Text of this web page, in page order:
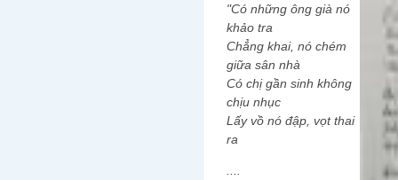
"Có những ông già nó
khảo tra
Chẳng khai, nó chém
giữa sân nhà
Có chị gần sinh không
chịu nhục
Lấy vồ nó đập, vọt thai
ra
....